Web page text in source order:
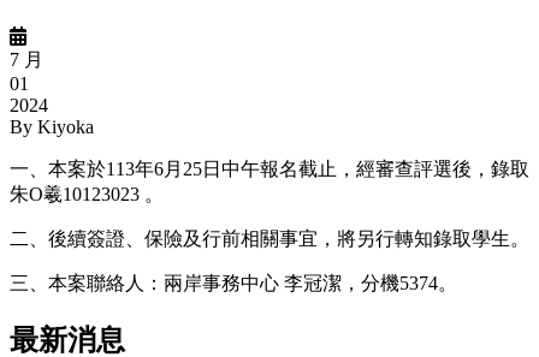
7 月
01
2024
By Kiyoka
一、本案於113年6月25日中午報名截止，經審查評選後，錄取
朱O羲10123023 。
二、後續簽證、保險及行前相關事宜，將另行轉知錄取學生。
三、本案聯絡人：兩岸事務中心 李冠潔，分機5374。
最新消息